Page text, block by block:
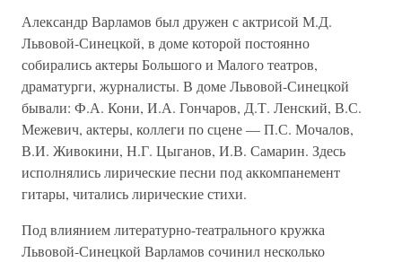
Александр Варламов был дружен с актрисой М.Д.
Львовой-Синецкой, в доме которой постоянно
собирались актеры Большого и Малого театров,
драматурги, журналисты. В доме Львовой-Синецкой
бывали: Ф.А. Кони, И.А. Гончаров, Д.Т. Ленский, В.С.
Межевич, актеры, коллеги по сцене — П.С. Мочалов,
В.И. Живокини, Н.Г. Цыганов, И.В. Самарин. Здесь
исполнялись лирические песни под аккомпанемент
гитары, читались лирические стихи.
Под влиянием литературно-театрального кружка
Львовой-Синецкой Варламов сочинил несколько